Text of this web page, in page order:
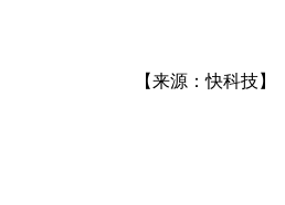
【来源：快科技】